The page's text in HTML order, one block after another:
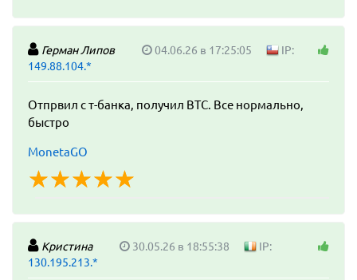
Герман Липов 04.06.26 в 17:25:05
IP:
149.88.104.*
Отпрвил с т-банка, получил BTC. Все нормально,
быстро
MonetaGO
☆☆☆☆☆
★★★★★
Кристина 30.05.26 в 18:55:38
IP:
130.195.213.*